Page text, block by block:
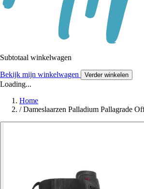
Subtotaal winkelwagen
Bekijk mijn winkelwagen Verder winkelen
Loading...
Home
/ Dameslaarzen Palladium Pallagrade